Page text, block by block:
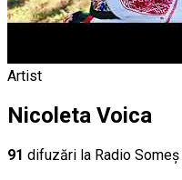
Artist
Nicoleta Voica
91 difuzări la Radio Someș